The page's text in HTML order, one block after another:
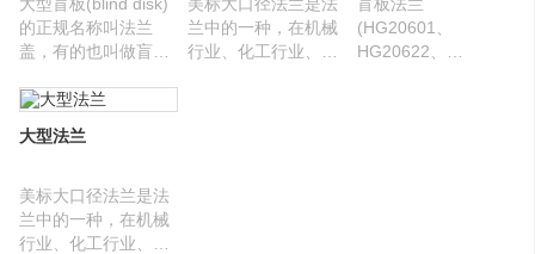
大型盲板(blind disk)
的正规名称叫法兰
盖，有的也叫做盲法
的法兰，用于封堵管
道口。
美标大口径法兰是法
兰中的一种，在机械
行业、化工行业、风
盲板法兰
(HG20601、
HG20622、
大型法兰
美标大口径法兰是法
兰中的一种，在机械
行业、化工行业、风